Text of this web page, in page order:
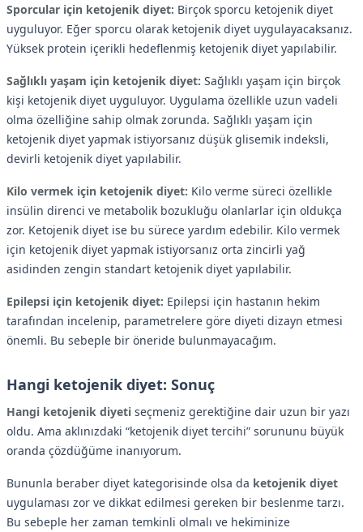
Sporcular için ketojenik diyet: Birçok sporcu ketojenik diyet
uyguluyor. Eğer sporcu olarak ketojenik diyet uygulayacaksanız.
Yüksek protein içerikli hedeflenmiş ketojenik diyet yapılabilir.
Sağlıklı yaşam için ketojenik diyet: Sağlıklı yaşam için birçok
kişi ketojenik diyet uyguluyor. Uygulama özellikle uzun vadeli
olma özelliğine sahip olmak zorunda. Sağlıklı yaşam için
ketojenik diyet yapmak istiyorsanız düşük glisemik indeksli,
devirli ketojenik diyet yapılabilir.
Kilo vermek için ketojenik diyet: Kilo verme süreci özellikle
insülin direnci ve metabolik bozukluğu olanlarlar için oldukça
zor. Ketojenik diyet ise bu sürece yardım edebilir. Kilo vermek
için ketojenik diyet yapmak istiyorsanız orta zincirli yağ
asidinden zengin standart ketojenik diyet yapılabilir.
Epilepsi için ketojenik diyet: Epilepsi için hastanın hekim
tarafından incelenip, parametrelere göre diyeti dizayn etmesi
önemli. Bu sebeple bir öneride bulunmayacağım.
Hangi ketojenik diyet: Sonuç
Hangi ketojenik diyeti seçmeniz gerektiğine dair uzun bir yazı
oldu. Ama aklınızdaki “ketojenik diyet tercihi” sorununu büyük
oranda çözdüğüme inanıyorum.
Bununla beraber diyet kategorisinde olsa da ketojenik diyet
uygulaması zor ve dikkat edilmesi gereken bir beslenme tarzı.
Bu sebeple her zaman temkinli olmalı ve hekiminize